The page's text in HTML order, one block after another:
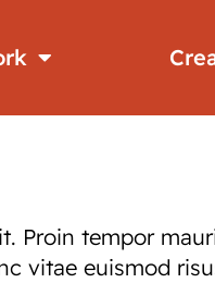
Proin tempor
vitae euismod